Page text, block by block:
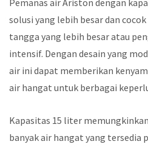
Pemanas air Ariston dengan
solusi yang lebih besar dan
tangga yang lebih besar atau
intensif. Dengan desain yang
air ini dapat memberikan
air hangat untuk berbagai
Kapasitas 15 liter
banyak air hangat yang tersedia